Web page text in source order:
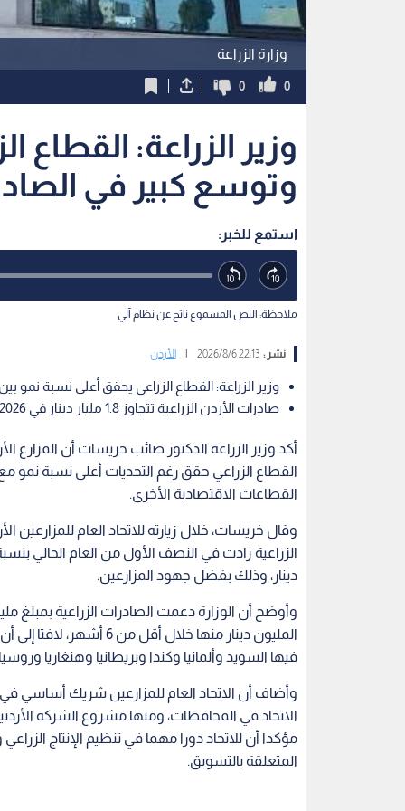
وزارة الزراعة
0
0
وزير الزراعة: القطاع
وتوسع كبير في
استمع للخبر:
ملاحظة: النص المسموع ناتج عن نظام آلي
نشر :22:13 2026/8/6 الأردن
وزير الزراعة: القطاع الزراعي يحقق أعلى نسبة نمو
صادرات الأردن الزراعية تتجاوز 1.8 مليار دينار في 2026.. والزراعة تدعم الشحن الجوي
أكد وزير الزراعة الدكتور صائب خريسات أن المزارع
القطاعات الاقتصادية الأخرى.
وقال خريسات، خلال زيارته للاتحاد العام للمزارعين
دينار، وذلك بفضل جهود المزارعين.
المليون دينار منها خلال
فيها السويد وألمانيا وكندا وبريطانيا وهنغاريا
وأضاف أن الاتحاد العام للمزارعين شريك أساسي
الاتحاد في المحافظات، ومنها مشروع الشركة
مؤكدا أن للاتحاد دورا مهما في تنظيم الإنتاج
المتعلقة بالتسويق.